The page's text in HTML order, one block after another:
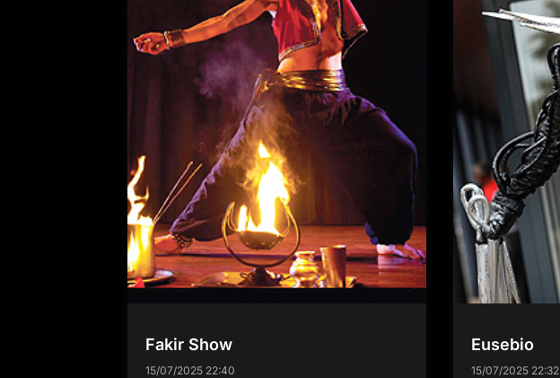
Fakir Show
15/07/2025 22:40
Eusebio
15/07/2025 22:32